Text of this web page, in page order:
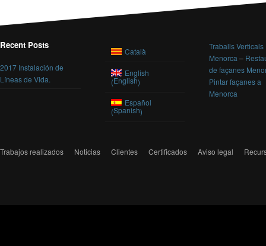
Recent Posts
2017 Instalación de
Líneas de Vida.
Català
English
(English)
Español
(Spanish)
Traballs Verticals
Menorca –
de façanes
Pintar façanes a
Menorca
Trabajos realizados Noticias Clientes Certificados Aviso legal